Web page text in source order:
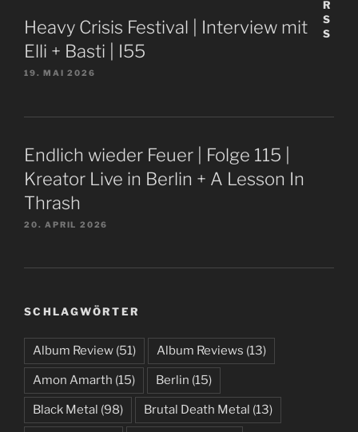
Heavy Crisis Festival | Interview mit
Elli + Basti | I55
19. MAI 2026
Endlich wieder Feuer | Folge 115 |
Kreator Live in Berlin + A Lesson In
Thrash
20. APRIL 2026
SCHLAGWÖRTER
Album Review (51) Album Reviews (13)
Amon Amarth (15) Berlin (15)
Black Metal (98) Brutal Death Metal (13)